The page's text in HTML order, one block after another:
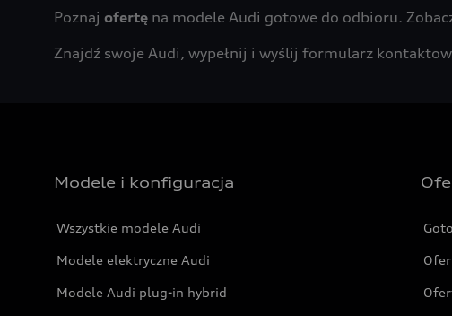
Poznaj ofertę na modele Audi gotowe do odbioru.
Znajdź swoje Audi, wypełnij i wyślij formularz
Modele i konfiguracja
Wszystkie modele Audi
Modele elektryczne Audi
Modele Audi plug-in hybrid